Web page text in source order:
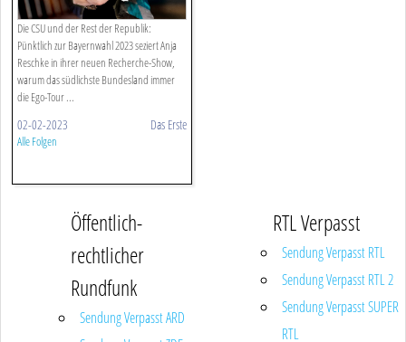
Die CSU und der Rest der Republik:
Pünktlich zur Bayernwahl 2023 seziert Anja
Reschke in ihrer neuen Recherche-Show,
warum das südlichste Bundesland immer
die Ego-Tour ...
02-02-2023 Das Erste
Alle Folgen
Öffentlich-
rechtlicher
Rundfunk
Sendung Verpasst ARD
RTL Verpasst
Sendung Verpasst RTL
Sendung Verpasst RTL 2
Sendung Verpasst SUPER
RTL